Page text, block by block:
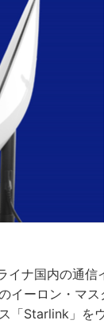
ナ国内の通信
イーロン・マ
「Starlink」を